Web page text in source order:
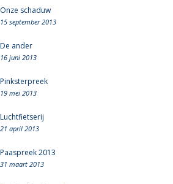
Onze schaduw
15 september 2013
De ander
16 juni 2013
Pinksterpreek
19 mei 2013
Luchtfietserij
21 april 2013
Paaspreek 2013
31 maart 2013